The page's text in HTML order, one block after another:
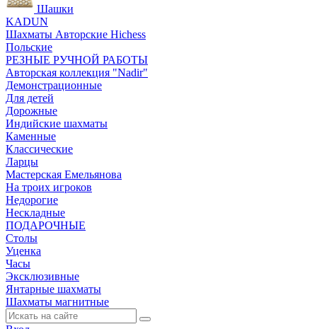
Шашки
KADUN
Шахматы Авторские Hichess
Польские
РЕЗНЫЕ РУЧНОЙ РАБОТЫ
Авторская коллекция "Nadir"
Демонстрационные
Для детей
Дорожные
Индийские шахматы
Каменные
Классические
Ларцы
Мастерская Емельянова
На троих игроков
Недорогие
Нескладные
ПОДАРОЧНЫЕ
Столы
Уценка
Часы
Эксклюзивные
Янтарные шахматы
Шахматы магнитные